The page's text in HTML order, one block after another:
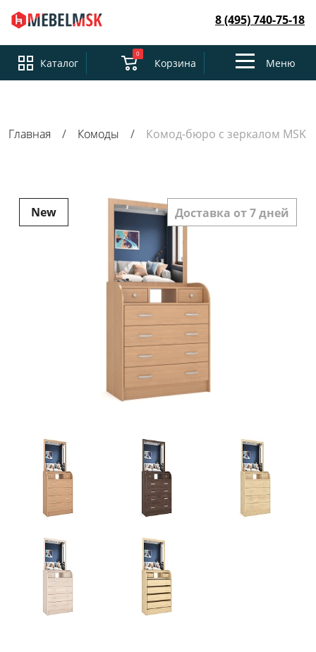
8 (495) 740-75-18
Каталог
0
Корзина
ToggleМеню
Главная Комоды Комод-бюро с зеркалом MSK
New Доставка от 7 дней